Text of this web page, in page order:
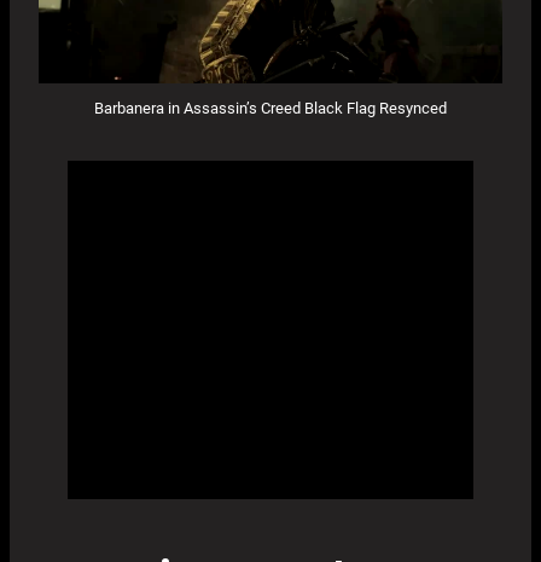
Barbanera in Assassin’s Creed Black Flag Resynced